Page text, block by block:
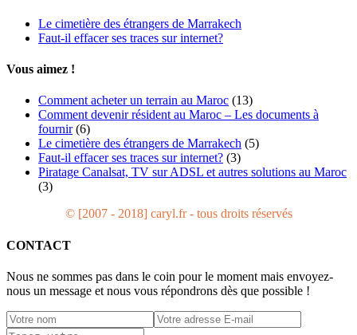
Le cimetière des étrangers de Marrakech
Faut-il effacer ses traces sur internet?
Vous aimez !
Comment acheter un terrain au Maroc (13)
Comment devenir résident au Maroc – Les documents à
fournir (6)
Le cimetière des étrangers de Marrakech (5)
Faut-il effacer ses traces sur internet? (3)
Piratage Canalsat, TV sur ADSL et autres solutions au Maroc
(3)
© [2007 - 2018] caryl.fr - tous droits réservés
CONTACT
Nous ne sommes pas dans le coin pour le moment mais envoyez-
nous un message et nous vous répondrons dès que possible !